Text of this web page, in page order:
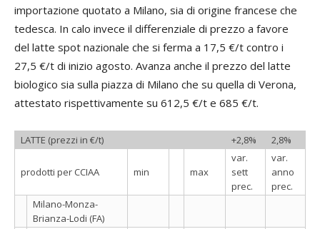
importazione quotato a Milano, sia di origine francese che
tedesca. In calo invece il differenziale di prezzo a favore
del latte spot nazionale che si ferma a 17,5 €/t contro i
27,5 €/t di inizio agosto. Avanza anche il prezzo del latte
biologico sia sulla piazza di Milano che su quella di Verona,
attestato rispettivamente su 612,5 €/t e 685 €/t.
LATTE (prezzi in €/t) +2,8% 2,8%
prodotti per CCIAA min max
var.
sett
prec.
var.
anno
prec.
Milano-Monza-
Brianza-Lodi (FA)